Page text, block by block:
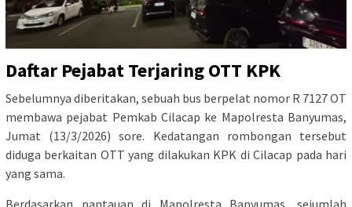
Daftar Pejabat Terjaring OTT KPK
Sebelumnya diberitakan, sebuah bus berpelat nomor R 7127 OT
membawa pejabat Pemkab Cilacap ke Mapolresta Banyumas,
Jumat (13/3/2026) sore. Kedatangan rombongan tersebut
diduga berkaitan OTT yang dilakukan KPK di Cilacap pada hari
yang sama.